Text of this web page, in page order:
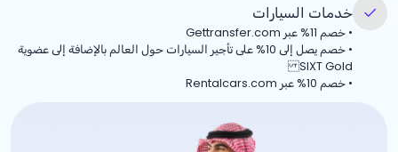
خدمات السيارات
• خصم %11 عبر Gettransfer.com
• خصم يصل إلى %10 على تأجير السيارات حول العالم بالإضافة إلى عضوية
SIXT Gold
• خصم %10 عبر Rentalcars.com